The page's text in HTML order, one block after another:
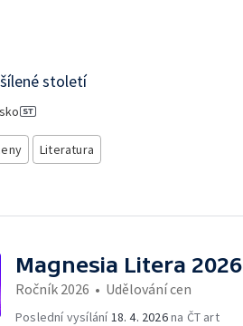
století
Literatura
Magnesia Litera 2026
Ročník 2026 • Udělování cen
Poslední vysílání 18. 4. 2026na ČT art